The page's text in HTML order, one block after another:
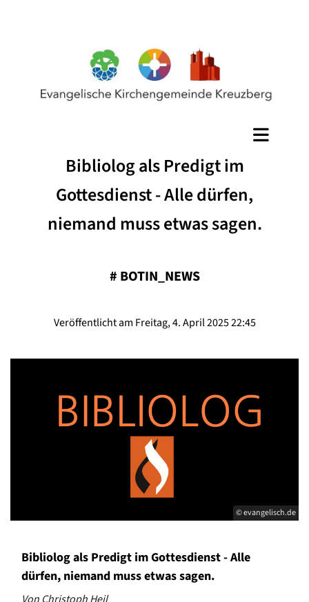
Bibliolog als Predigt im
Gottesdienst - Alle dürfen,
niemand muss etwas sagen.
# BOTIN_NEWS
Veröffentlicht am Freitag, 4. April 2025 22:45
© evangelisch.de
Bibliolog als Predigt im Gottesdienst - Alle
dürfen, niemand muss etwas sagen.